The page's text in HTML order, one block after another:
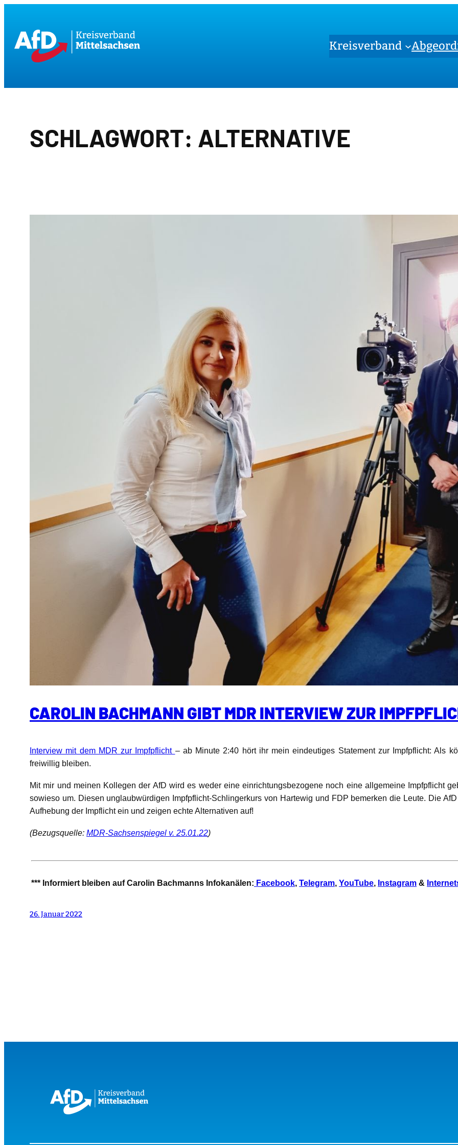
springen
Kreisverband
SCHLAGWORT: ALTERNATIVE
CAROLIN BACHMANN GIBT MDR INTERVIEW ZUR
Interview mit dem MDR zur Impfpflicht – ab Minute 2:40 hört ihr mein eindeutiges Statement zur Impfpflicht: Als
freiwillig bleiben.
Mit mir und meinen Kollegen der AfD wird es weder eine einrichtungsbezogene noch eine allgemeine Impfpflicht
sowieso um. Diesen unglaubwürdigen Impfpflicht-Schlingerkurs von Hartewig und FDP bemerken die Leute. Die
Aufhebung der Impflicht ein und zeigen echte Alternativen auf!
(Bezugsquelle: MDR-Sachsenspiegel v. 25.01.22)
*** Informiert bleiben auf Carolin Bachmanns Infokanälen: Facebook, Telegram, YouTube, Instagram &
26. Januar 2022